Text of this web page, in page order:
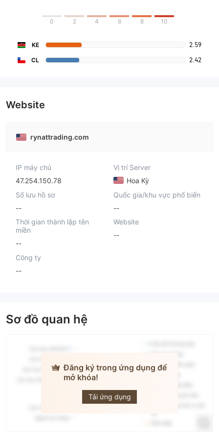
0 2 4 6 8 10
KE 2.59
CL 2.42
Website
rynattrading.com
IP máy chủ
47.254.150.78
Vị trí Server
Hoa Kỳ
Số lưu hồ sơ
--
Quốc gia/khu vực phổ biến
--
Thời gian thành lập tên
miền
--
Website
--
Công ty
--
Sơ đồ quan hệ
Đăng ký trong ứng dụng để
mở khóa!
Tải ứng dụng